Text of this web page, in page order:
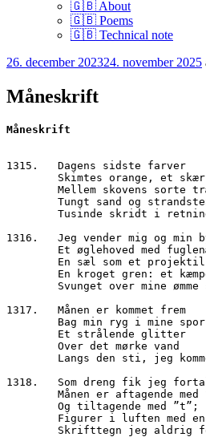
🇬🇧 About
🇬🇧 Poems
🇬🇧 Technical note
Udgivet
26. december 202324. november 2025
Måneskrift
Måneskrift
1315.	Dagens sidste farver
Skimtes orange, et
Mellem skovens sorte
Tungt sand og
Tusinde skridt i
1316.	Jeg vender mig og min
Et øglehoved med
En sæl som et
En kroget gren: et
Svunget over mine
1317.	Månen er kommet frem
Bag min ryg i mine
        Et strålende glitter
        Over det mørke vand
Langs den sti, jeg
1318.	Som dreng fik jeg
Månen er aftagende
        Og tiltagende med ”t”;
Figurer i luften med
Skrifttegn jeg aldrig